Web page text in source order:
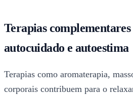
Terapias
autocuidado e autoestima
Terapias como aromaterapia,
corporais contribuem para o